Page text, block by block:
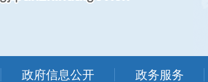
政府信息公开 政务服务